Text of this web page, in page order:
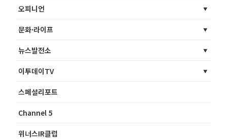
오피니언
문화·라이프
뉴스발전소
이투데이TV
스페셜리포트
Channel 5
위너스IR클럽